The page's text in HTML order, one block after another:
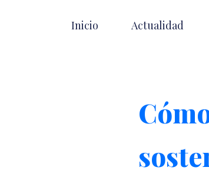
Inicio Actualidad